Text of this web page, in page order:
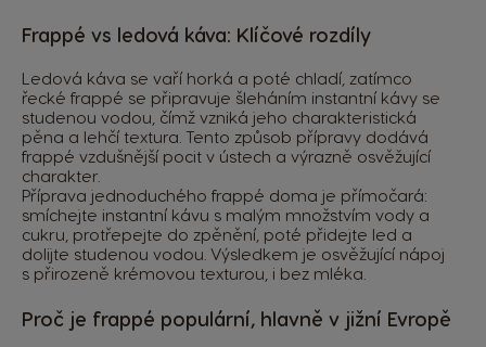
Frappé vs ledová káva: Klíčové rozdíly
Ledová káva se vaří horká a poté chladí, zatímco
řecké frappé se připravuje šleháním instantní kávy se
studenou vodou, čímž vzniká jeho charakteristická
pěna a lehčí textura. Tento způsob přípravy dodává
frappé vzdušnější pocit v ústech a výrazně osvěžující
charakter.
Příprava jednoduchého frappé doma je přímočará:
smíchejte instantní kávu s malým množstvím vody a
cukru, protřepejte do zpěnění, poté přidejte led a
dolijte studenou vodou. Výsledkem je osvěžující nápoj
s přirozeně krémovou texturou, i bez mléka.
Proč je frappé populární, hlavně v jižní Evropě